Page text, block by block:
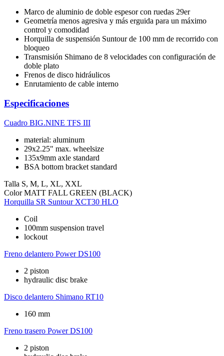
Marco de aluminio de doble espesor con ruedas 29er
Geometría menos agresiva y más erguida para un máximo
control y comodidad
Horquilla de suspensión Suntour de 100 mm de recorrido con
bloqueo
Transmisión Shimano de 8 velocidades con configuración de
doble plato
Frenos de disco hidráulicos
Enrutamiento de cable interno
Especificaciones
Cuadro BIG.NINE TFS III
material: aluminum
29x2.25" max. wheelsize
135x9mm axle standard
BSA bottom bracket standard
Talla S, M, L, XL, XXL
Color MATT FALL GREEN (BLACK)
Horquilla SR Suntour XCT30 HLO
Coil
100mm suspension travel
lockout
Freno delantero Power DS100
2 piston
hydraulic disc brake
Disco delantero Shimano RT10
160 mm
Freno trasero Power DS100
2 piston